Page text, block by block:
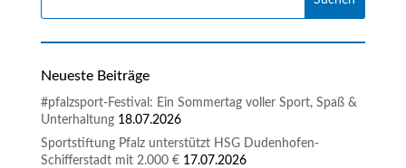
Neueste Beiträge
#pfalzsport-Festival: Ein Sommertag voller Sport, Spaß &
Unterhaltung 18.07.2026
Sportstiftung Pfalz unterstützt HSG Dudenhofen-
Schifferstadt mit 2.000 € 17.07.2026